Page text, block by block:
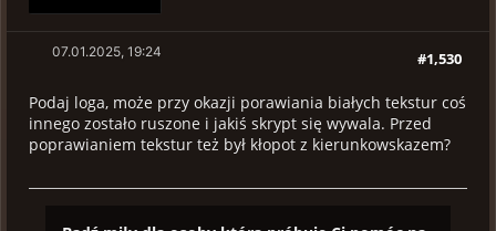
#1,530
07.01.2025, 19:24
Podaj loga, może przy okazji porawiania białych tekstur coś
innego zostało ruszone i jakiś skrypt się wywala. Przed
poprawianiem tekstur też był kłopot z kierunkowskazem?